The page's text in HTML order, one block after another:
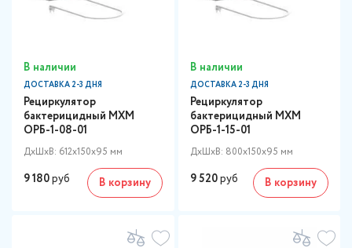
В наличии
ДОСТАВКА 2-3 ДНЯ
Рециркулятор
бактерицидный МХМ
ОРБ-1-08-01
ДxШxВ: 612x150x95 мм
9 180руб В корзину
В наличии
ДОСТАВКА 2-3 ДНЯ
Рециркулятор
бактерицидный МХМ
ОРБ-1-15-01
ДxШxВ: 800x150x95 мм
9 520руб В корзину